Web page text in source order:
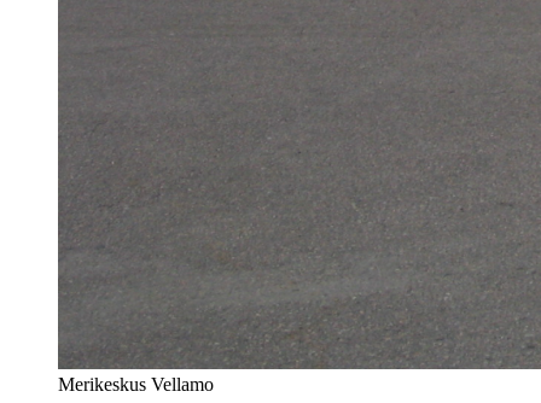
Merikeskus Vellamo